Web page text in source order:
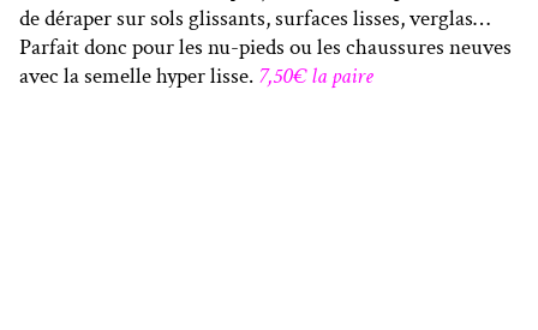
de déraper sur sols glissants, surfaces lisses, verglas…
Parfait donc pour les nu-pieds ou les chaussures neuves
avec la semelle hyper lisse. 7,50€ la paire